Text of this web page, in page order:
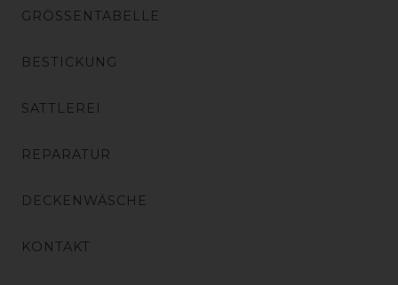
GRÖSSENTABELLE
BESTICKUNG
SATTLEREI
REPARATUR
DECKENWÄSCHE
KONTAKT